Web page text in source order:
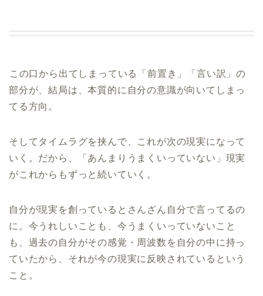
⁡この口から出てしまっている「前置き」「言い訳」の
部分が、結局は、本質的に自分の意識が向いてしまっ
てる方向。
そしてタイムラグを挟んで、これが次の現実になって
いく。だから、「あんまりうまくいっていない」現実
がこれからもずっと続いていく。
自分が現実を創っているとさんざん自分で言ってるの
に。今うれしいことも、今うまくいっていないこと
も、過去の自分がその感覚・周波数を自分の中に持っ
ていたから、それが今の現実に反映されているという
こと。